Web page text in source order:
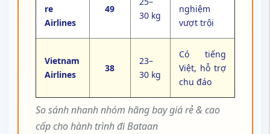
So sánh nhanh nhóm hãng bay giá rẻ & cao
cấp cho hành trình đi Bataan
re
Airlines
49
30 kg
nghiệm
vượt trội
Vietnam
Airlines
38
23–
30 kg
Có tiếng
Việt, hỗ trợ
chu đáo